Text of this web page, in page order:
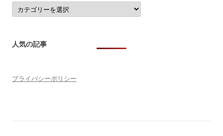
応
募
締
人気の記事
プライバシーポリシー